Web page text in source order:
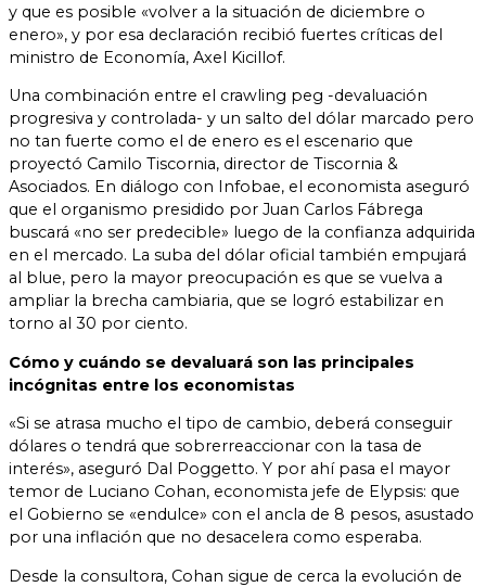
y que es posible «volver a la situación de diciembre o
enero», y por esa declaración recibió fuertes críticas del
ministro de Economía, Axel Kicillof.
Una combinación entre el crawling peg -devaluación
progresiva y controlada- y un salto del dólar marcado pero
no tan fuerte como el de enero es el escenario que
proyectó Camilo Tiscornia, director de Tiscornia &
Asociados. En diálogo con Infobae, el economista aseguró
que el organismo presidido por Juan Carlos Fábrega
buscará «no ser predecible» luego de la confianza adquirida
en el mercado. La suba del dólar oficial también empujará
al blue, pero la mayor preocupación es que se vuelva a
ampliar la brecha cambiaria, que se logró estabilizar en
torno al 30 por ciento.
Cómo y cuándo se devaluará son las principales
incógnitas entre los economistas
«Si se atrasa mucho el tipo de cambio, deberá conseguir
dólares o tendrá que sobrerreaccionar con la tasa de
interés», aseguró Dal Poggetto. Y por ahí pasa el mayor
temor de Luciano Cohan, economista jefe de Elypsis: que
el Gobierno se «endulce» con el ancla de 8 pesos, asustado
por una inflación que no desacelera como esperaba.
Desde la consultora, Cohan sigue de cerca la evolución de